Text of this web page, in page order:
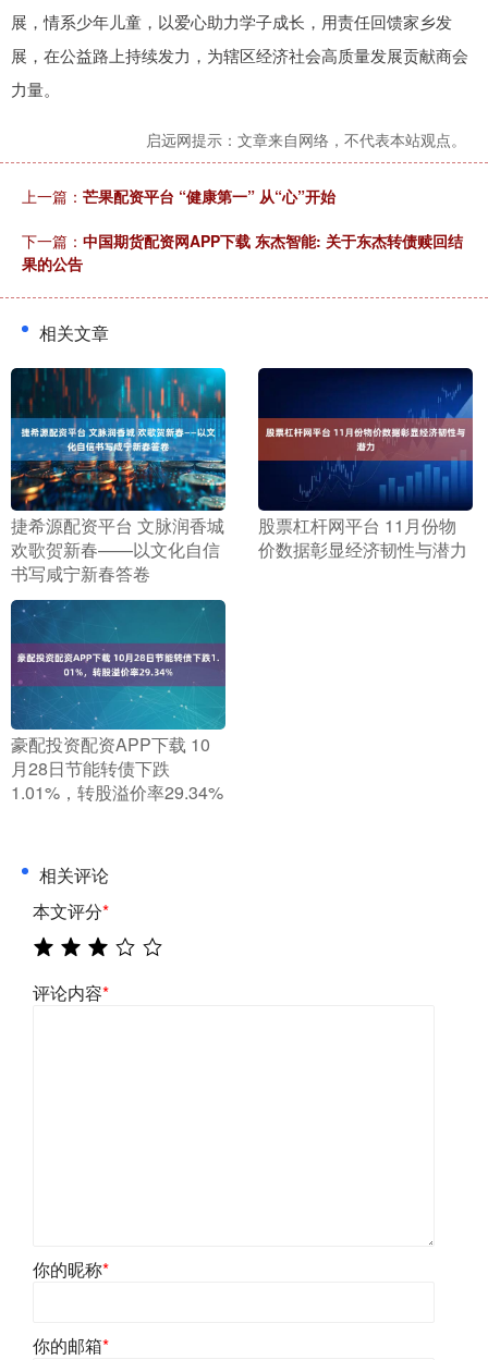
展，情系少年儿童，以爱心助力学子成长，用责任回馈家乡发
展，在公益路上持续发力，为辖区经济社会高质量发展贡献商会
力量。
启远网提示：文章来自网络，不代表本站观点。
上一篇： 芒果配资平台 “健康第一” 从“心”开始
下一篇： 中国期货配资网APP下载 东杰智能: 关于东杰转债赎回结
果的公告
相关文章
​捷希源配资平台 文脉润香城
欢歌贺新春——以文化自信
书写咸宁新春答卷
​股票杠杆网平台 11月份物
价数据彰显经济韧性与潜力
​豪配投资配资APP下载 10
月28日节能转债下跌
1.01%，转股溢价率29.34%
相关评论
本文评分*
评论内容*
你的昵称*
你的邮箱*